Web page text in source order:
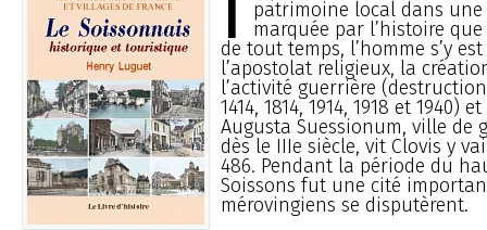
patrimoine local dans
marquée par l’histoire
de tout temps, l’homme s’y
l’apostolat religieux, la
l’activité guerrière
1414, 1814, 1914, 1918 et 1940)
Augusta Suessionum, ville de
dès le IIIe siècle, vit Clovis y
486. Pendant la période du
Soissons fut une cité
mérovingiens se disputèrent.